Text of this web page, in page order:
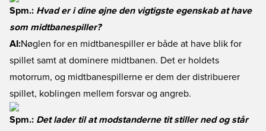
Spm.: Hvad er i dine øjne den vigtigste egenskab at have
som midtbanespiller?
AI:Nøglen for en midtbanespiller er både at have blik for
spillet samt at dominere midtbanen. Det er holdets
motorrum, og midtbanespillerne er dem der distribuerer
spillet, koblingen mellem forsvar og angreb.
Spm.: Det lader til at modstanderne tit stiller ned og står